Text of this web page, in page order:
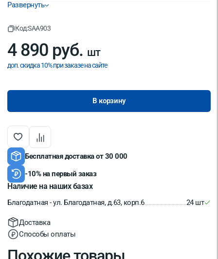
Материал
Развернуть
Код:SAA903
4 890 руб. шт
доп. скидка 10% при заказе на сайте
В корзину
Бесплатная доставка от 30 000
-10% на первый заказ
Наличие на наших базах
Благодатная - ул. Благодатная, д.63, корп.6 24 шт
Доставка
Способы оплаты